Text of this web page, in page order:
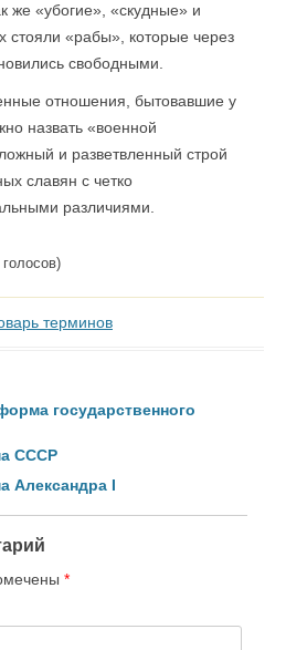
же «убогие», «скудные» и
«рабы», которые через
свободными.
отношения, бытовавшие у
назвать «военной
и разветвленный строй
славян с четко
различиями.
терминов
государственного
СССР
Александра I
*